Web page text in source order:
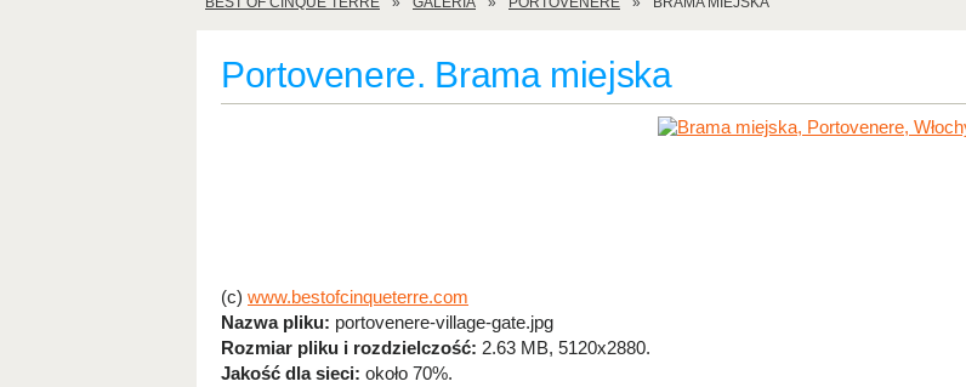
Portovenere. Brama miejska
(c) www.bestofcinqueterre.com
Nazwa pliku: portovenere-village-gate.jpg
Rozmiar pliku i rozdzielczość: 2.63 MB, 5120x2880.
Jakość dla sieci: około 70%.